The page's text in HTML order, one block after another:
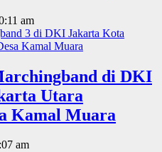
am
di DKI
Utara
Kamal Muara
am